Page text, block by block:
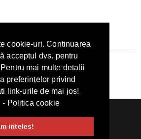
cookie-uri. Continuarea
acceptul dvs. pentru
mai multe detalii
preferințelor privind
link-urile de mai jos!
- Politica cookie
inteles!
© 2026Recenzii.
Politica de confidentialitate